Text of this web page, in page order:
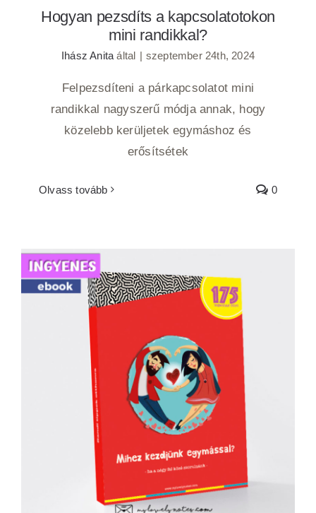
Hogyan pezsdíts a kapcsolatotokon
mini randikkal?
Ihász Anita által | szeptember 24th, 2024
Felpezsdíteni a párkapcsolatot mini
randikkal nagyszerű módja annak, hogy
közelebb kerüljetek egymáshoz és
erősítsétek
Olvass tovább 0
175 randitipp otthonra